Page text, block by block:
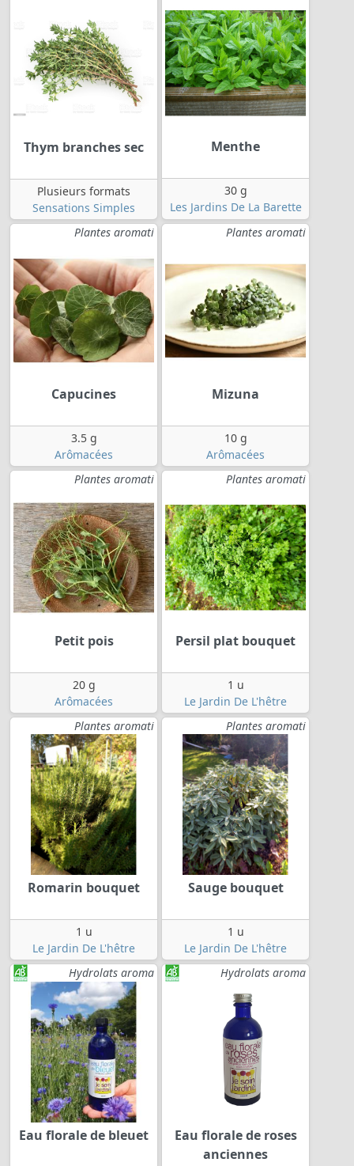
Thym branches sec
Plusieurs formats
Sensations Simples
Menthe
30 g
Les Jardins De La Barette
Plantes aromati
Capucines
3.5 g
Arômacées
Plantes aromati
Mizuna
10 g
Arômacées
Plantes aromati
Petit pois
20 g
Arômacées
Plantes aromati
Persil plat bouquet
1 u
Le Jardin De L'hêtre
Plantes aromati
Romarin bouquet
1 u
Le Jardin De L'hêtre
Plantes aromati
Sauge bouquet
1 u
Le Jardin De L'hêtre
Hydrolats aroma
Eau florale de bleuet
Hydrolats aroma
Eau florale de roses
anciennes